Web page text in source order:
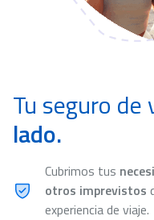
Tu seguro de
lado.
Cubrimos tus
otros imprevistos
experiencia de viaje.